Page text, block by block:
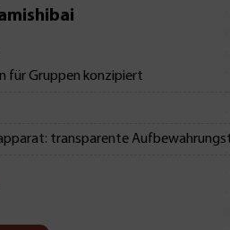
für Gruppen konzipiert
transparente